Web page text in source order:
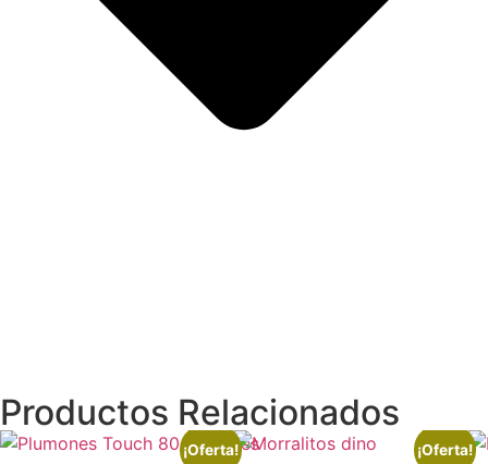
Productos Relacionados
¡Oferta! ¡Oferta!